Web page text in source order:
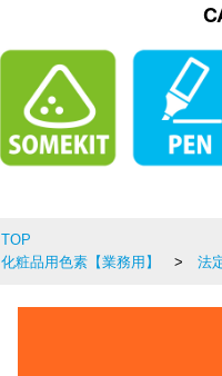
TOP
化粧品用色素【業務用】
法